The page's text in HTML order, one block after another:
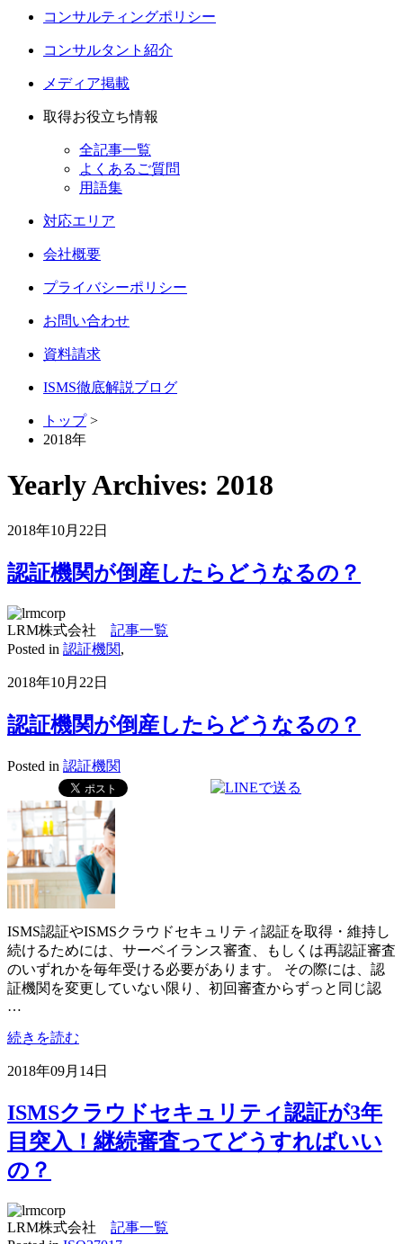
コンサルティングポリシー
コンサルタント紹介
メディア掲載
取得お役立ち情報
全記事一覧
よくあるご質問
用語集
対応エリア
会社概要
プライバシーポリシー
お問い合わせ
資料請求
ISMS徹底解説ブログ
トップ>
2018年
Yearly Archives: 2018
2018年10月22日
認証機関が倒産したらどうなるの？
LRM株式会社 記事一覧
Posted in 認証機関,
2018年10月22日
認証機関が倒産したらどうなるの？
Posted in 認証機関
ISMS認証やISMSクラウドセキュリティ認証を取得・維持し
続けるためには、サーベイランス審査、もしくは再認証審査
のいずれかを毎年受ける必要があります。 その際には、認
証機関を変更していない限り、初回審査からずっと同じ認
…
続きを読む
2018年09月14日
ISMSクラウドセキュリティ認証が3年
目突入！継続審査ってどうすればいい
の？
LRM株式会社 記事一覧